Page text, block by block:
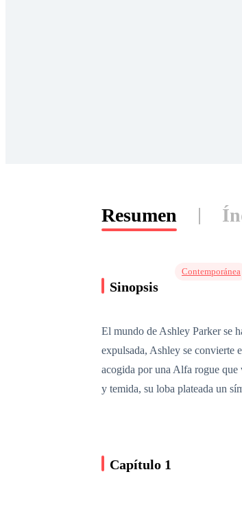
Resumen
Sinopsis
Contemporánea
El mundo de Ashley Parker se
expulsada, Ashley se convierte
acogida por una Alfa rogue
y temida, su loba plateada un
Capítulo 1